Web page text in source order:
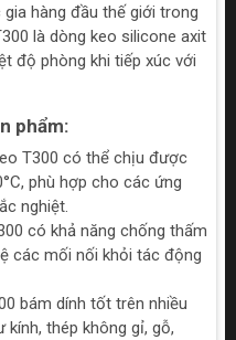
hàng đầu thế giới trong
là dòng keo silicone axit
độ phòng khi tiếp xúc với
phẩm:
T300 có thể chịu được
phù hợp cho các ứng
nghiệt.
có khả năng chống thấm
các mối nối khỏi tác động
bám dính tốt trên nhiều
kính, thép không gỉ, gỗ,